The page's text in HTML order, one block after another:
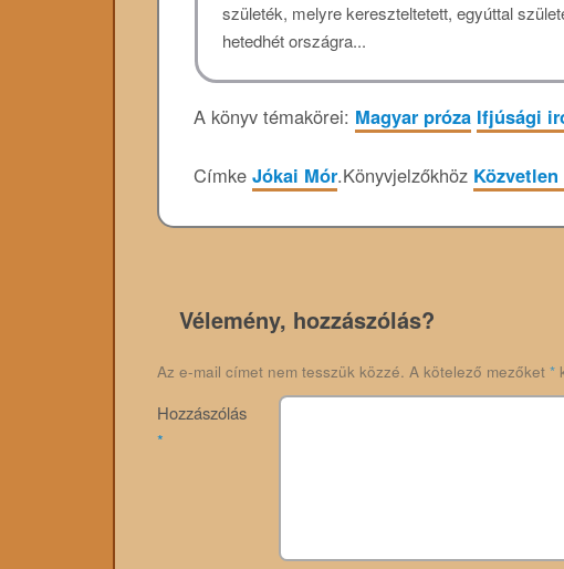
születék, melyre kereszteltetett, egyúttal
hetedhét országra...
A könyv témakörei: Magyar próza Ifjúsági
Címke Jókai Mór.Könyvjelzőkhöz
Vélemény, hozzászólás?
Az e-mail címet nem tesszük közzé. A kötelező mezőket *
Hozzászólás
*